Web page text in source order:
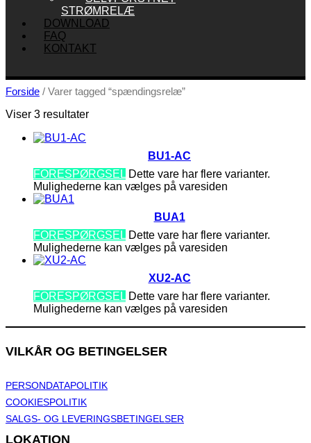
STRØMRELÆ
DOWNLOAD
FAQ
KONTAKT
Forside / Varer tagged “spændingsrelæ”
Viser 3 resultater
BU1-AC
FORESPØRGSEL Dette vare har flere varianter.
Mulighederne kan vælges på varesiden
BUA1
FORESPØRGSEL Dette vare har flere varianter.
Mulighederne kan vælges på varesiden
XU2-AC
FORESPØRGSEL Dette vare har flere varianter.
Mulighederne kan vælges på varesiden
VILKÅR OG BETINGELSER
PERSONDATAPOLITIK
COOKIESPOLITIK
SALGS- OG LEVERINGSBETINGELSER
LOKATION